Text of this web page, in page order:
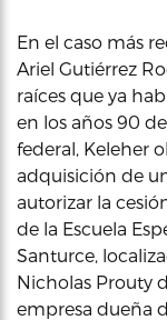
En el caso más
Ariel Gutiérrez
raíces que ya
en los años 90
federal, Keleher
adquisición de
autorizar la
de la Escuela
Santurce,
Nicholas Prouty
empresa dueña